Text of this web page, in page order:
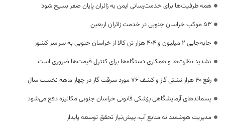
همه ظرفیت‌ها برای خدمت‌رسانی ایمن به زائران پایان صفر بسیج شود
53 موکب خراسان جنوبی در خدمت زائران اربعین
جابه‌جایی 2 میلیون و 404 هزار تن کالا از خراسان جنوبی به سراسر کشور
تشدید نظارت‌ها و همکاری دستگاه‌ها برای کنترل قیمت‌ها ضروری است
رفع 40 هزار نشتی گاز و کشف 76 مورد سرقت گاز در چهار ماهه نخست سال
پسماندهای آزمایشگاهی پزشکی قانونی خراسان جنوبی مکانیزه دفع می‌شود
مدیریت هوشمندانه منابع آب، پیش‌نیاز تحقق توسعه پایدار